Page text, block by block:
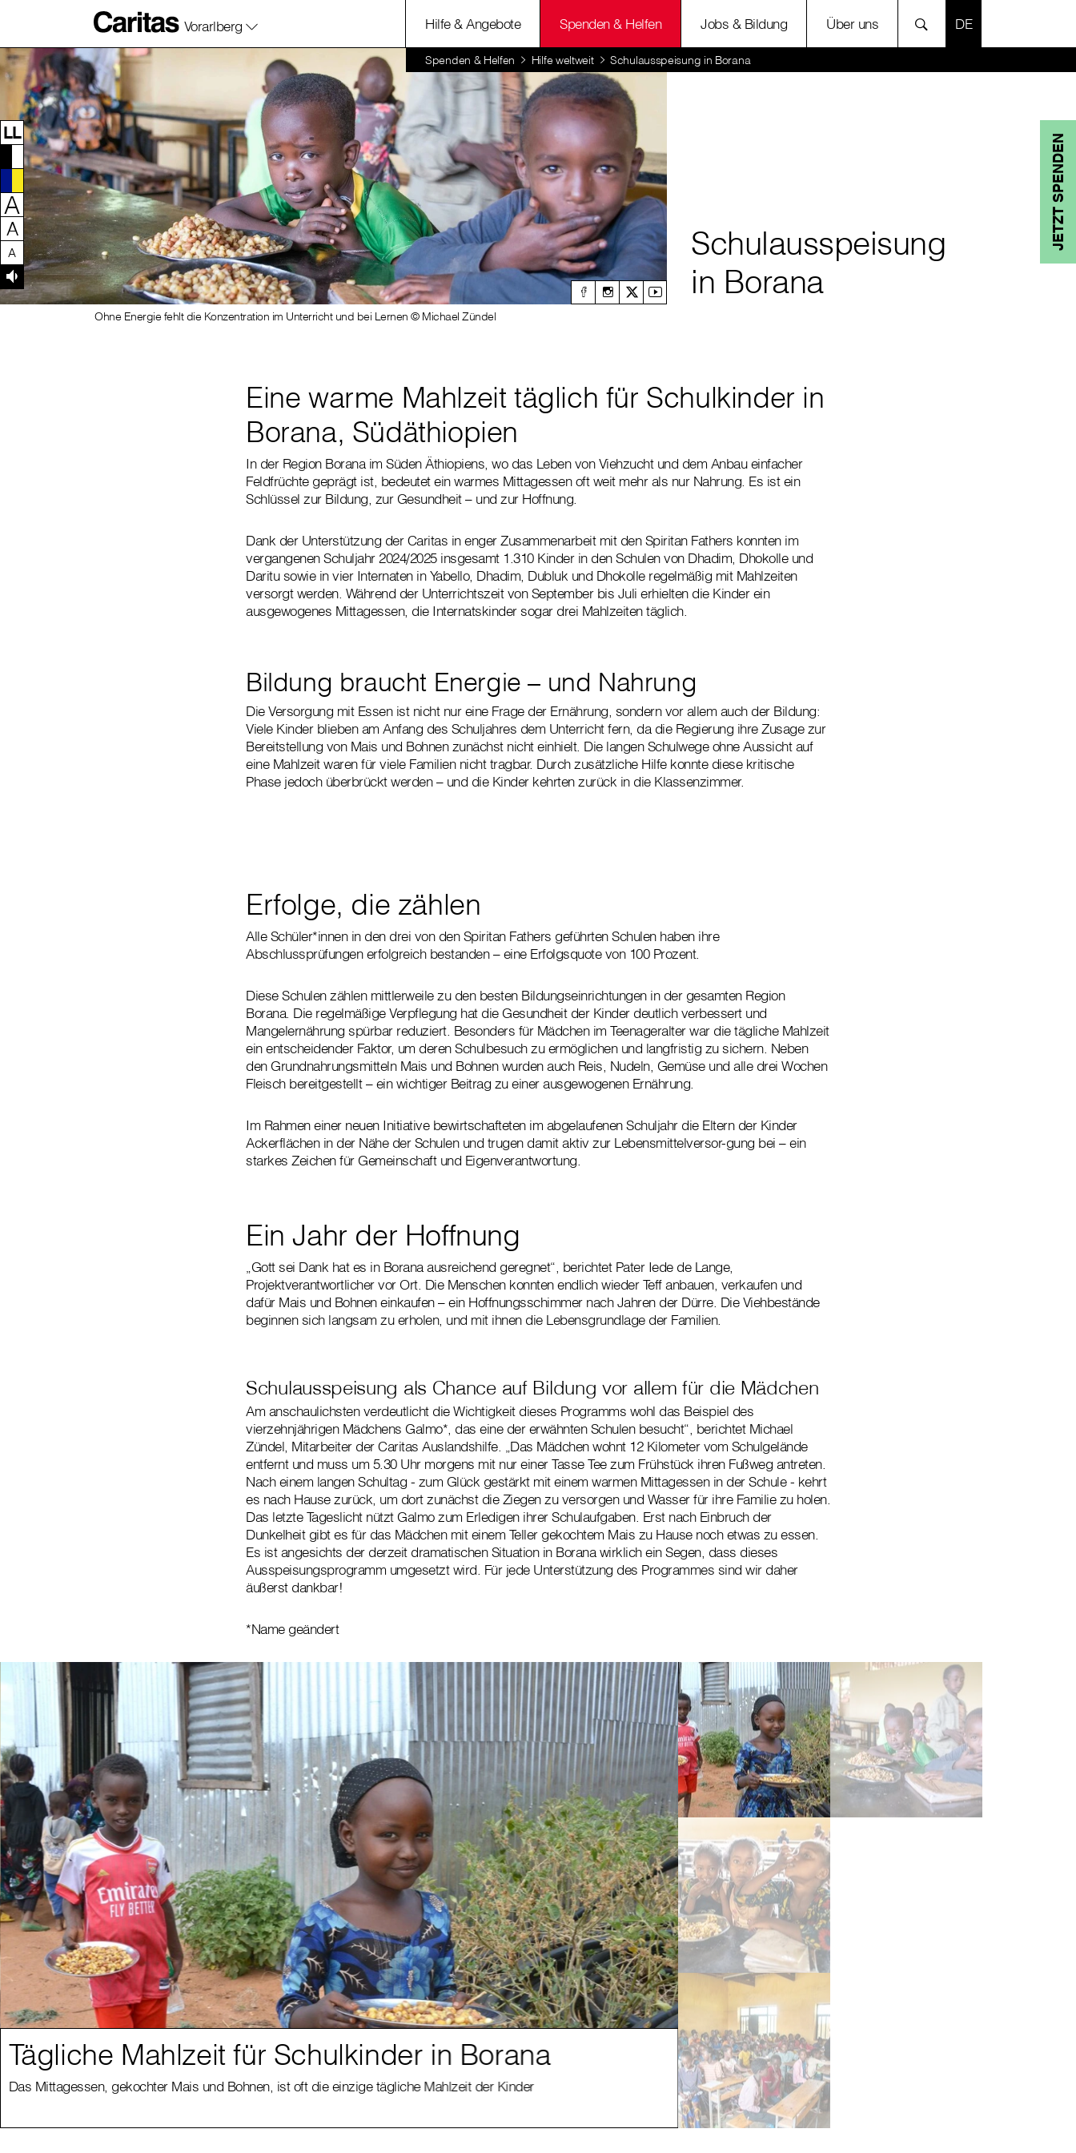
Zum Inhalt dieser Seite
Zur Navigation
Zum Footer dieser Seite
Vorarlberg Hilfe & Angebote Spenden & Helfen Jobs & Bildung Über uns SPRACHE
Spenden & Helfen Hilfe weltweit Schulausspeisung in Borana
JETZT SPENDEN
LL
A
A
A
Schulausspeisung
in Borana
Ohne Energie fehlt die Konzentration im Unterricht und bei Lernen © Michael Zündel
Eine warme Mahlzeit täglich für Schulkinder in
Borana, Südäthiopien
In der Region Borana im Süden Äthiopiens, wo das Leben von Viehzucht und dem Anbau einfacher
Feldfrüchte geprägt ist, bedeutet ein warmes Mittagessen oft weit mehr als nur Nahrung. Es ist ein
Schlüssel zur Bildung, zur Gesundheit – und zur Hoffnung.
Dank der Unterstützung der Caritas in enger Zusammenarbeit mit den Spiritan Fathers konnten im
vergangenen Schuljahr 2024/2025 insgesamt 1.310 Kinder in den Schulen von Dhadim, Dhokolle und
Daritu sowie in vier Internaten in Yabello, Dhadim, Dubluk und Dhokolle regelmäßig mit Mahlzeiten
versorgt werden. Während der Unterrichtszeit von September bis Juli erhielten die Kinder ein
ausgewogenes Mittagessen, die Internatskinder sogar drei Mahlzeiten täglich.
Bildung braucht Energie – und Nahrung
Die Versorgung mit Essen ist nicht nur eine Frage der Ernährung, sondern vor allem auch der Bildung:
Viele Kinder blieben am Anfang des Schuljahres dem Unterricht fern, da die Regierung ihre Zusage zur
Bereitstellung von Mais und Bohnen zunächst nicht einhielt. Die langen Schulwege ohne Aussicht auf
eine Mahlzeit waren für viele Familien nicht tragbar. Durch zusätzliche Hilfe konnte diese kritische
Phase jedoch überbrückt werden – und die Kinder kehrten zurück in die Klassenzimmer.
Erfolge, die zählen
Alle Schüler*innen in den drei von den Spiritan Fathers geführten Schulen haben ihre
Abschlussprüfungen erfolgreich bestanden – eine Erfolgsquote von 100 Prozent.
Diese Schulen zählen mittlerweile zu den besten Bildungseinrichtungen in der gesamten Region
Borana. Die regelmäßige Verpflegung hat die Gesundheit der Kinder deutlich verbessert und
Mangelernährung spürbar reduziert. Besonders für Mädchen im Teenageralter war die tägliche Mahlzeit
ein entscheidender Faktor, um deren Schulbesuch zu ermöglichen und langfristig zu sichern. Neben
den Grundnahrungsmitteln Mais und Bohnen wurden auch Reis, Nudeln, Gemüse und alle drei Wochen
Fleisch bereitgestellt – ein wichtiger Beitrag zu einer ausgewogenen Ernährung.
Im Rahmen einer neuen Initiative bewirtschafteten im abgelaufenen Schuljahr die Eltern der Kinder
Ackerflächen in der Nähe der Schulen und trugen damit aktiv zur Lebensmittelversor-gung bei – ein
starkes Zeichen für Gemeinschaft und Eigenverantwortung.
Ein Jahr der Hoffnung
„Gott sei Dank hat es in Borana ausreichend geregnet“, berichtet Pater Iede de Lange,
Projektverantwortlicher vor Ort. Die Menschen konnten endlich wieder Teff anbauen, verkaufen und
dafür Mais und Bohnen einkaufen – ein Hoffnungsschimmer nach Jahren der Dürre. Die Viehbestände
beginnen sich langsam zu erholen, und mit ihnen die Lebensgrundlage der Familien.
Schulausspeisung als Chance auf Bildung vor allem für die Mädchen
Am anschaulichsten verdeutlicht die Wichtigkeit dieses Programms wohl das Beispiel des
vierzehnjährigen Mädchens Galmo*, das eine der erwähnten Schulen besucht“, berichtet Michael
Zündel, Mitarbeiter der Caritas Auslandshilfe. „Das Mädchen wohnt 12 Kilometer vom Schulgelände
entfernt und muss um 5.30 Uhr morgens mit nur einer Tasse Tee zum Frühstück ihren Fußweg antreten.
Nach einem langen Schultag - zum Glück gestärkt mit einem warmen Mittagessen in der Schule - kehrt
es nach Hause zurück, um dort zunächst die Ziegen zu versorgen und Wasser für ihre Familie zu holen.
Das letzte Tageslicht nützt Galmo zum Erledigen ihrer Schulaufgaben. Erst nach Einbruch der
Dunkelheit gibt es für das Mädchen mit einem Teller gekochtem Mais zu Hause noch etwas zu essen.
Es ist angesichts der derzeit dramatischen Situation in Borana wirklich ein Segen, dass dieses
Ausspeisungsprogramm umgesetzt wird. Für jede Unterstützung des Programmes sind wir daher
äußerst dankbar!
*Name geändert
Tägliche Mahlzeit für Schulkinder in Borana
Das Mittagessen, gekochter Mais und Bohnen, ist oft die einzige tägliche Mahlzeit der Kinder
Gemeinsam essen – gestärkt
Die Freude über die große Portion Mittagessen in der Schule ist